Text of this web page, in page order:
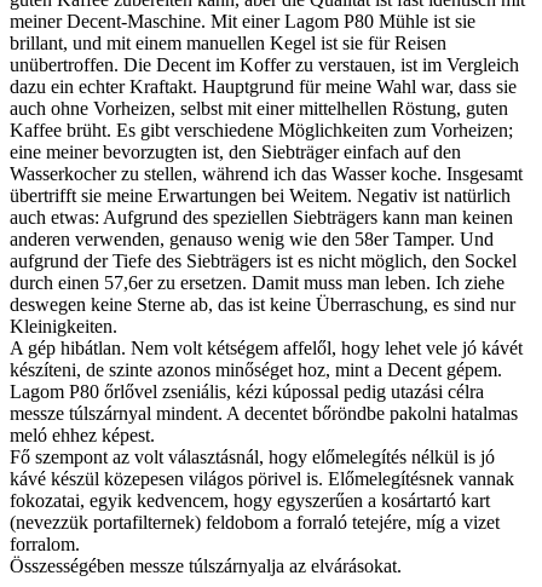
meiner Decent-Maschine. Mit einer Lagom P80 Mühle ist sie
brillant, und mit einem manuellen Kegel ist sie für Reisen
unübertroffen. Die Decent im Koffer zu verstauen, ist im Vergleich
dazu ein echter Kraftakt. Hauptgrund für meine Wahl war, dass sie
auch ohne Vorheizen, selbst mit einer mittelhellen Röstung, guten
Kaffee brüht. Es gibt verschiedene Möglichkeiten zum Vorheizen;
eine meiner bevorzugten ist, den Siebträger einfach auf den
Wasserkocher zu stellen, während ich das Wasser koche. Insgesamt
übertrifft sie meine Erwartungen bei Weitem. Negativ ist natürlich
auch etwas: Aufgrund des speziellen Siebträgers kann man keinen
anderen verwenden, genauso wenig wie den 58er Tamper. Und
aufgrund der Tiefe des Siebträgers ist es nicht möglich, den Sockel
durch einen 57,6er zu ersetzen. Damit muss man leben. Ich ziehe
deswegen keine Sterne ab, das ist keine Überraschung, es sind nur
Kleinigkeiten.
A gép hibátlan. Nem volt kétségem affelől, hogy lehet vele jó kávét
készíteni, de szinte azonos minőséget hoz, mint a Decent gépem.
Lagom P80 őrlővel zseniális, kézi kúpossal pedig utazási célra
messze túlszárnyal mindent. A decentet bőröndbe pakolni hatalmas
meló ehhez képest.
Fő szempont az volt választásnál, hogy előmelegítés nélkül is jó
kávé készül közepesen világos pörivel is. Előmelegítésnek vannak
fokozatai, egyik kedvencem, hogy egyszerűen a kosártartó kart
(nevezzük portafilternek) feldobom a forraló tetejére, míg a vizet
forralom.
Összességében messze túlszárnyalja az elvárásokat.